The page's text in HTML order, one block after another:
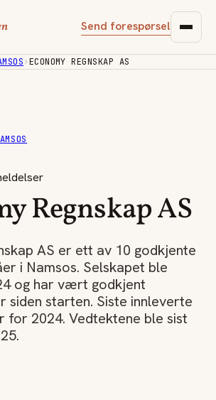
Send forespørsel
›ECONOMY REGNSKAP AS
Regnskap AS
AS er ett av 10 godkjente
i Namsos. Selskapet ble
og har vært godkjent
siden starten. Siste innleverte
for 2024. Vedtektene ble sist